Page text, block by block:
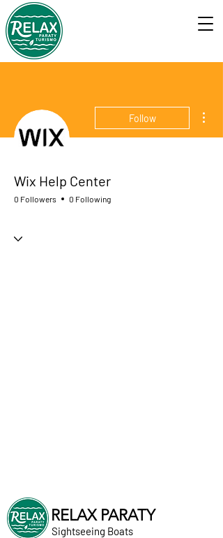
Follow
Wix Help Center
0 Followers 0 Following
RELAX PARATY
Sightseeing Boats